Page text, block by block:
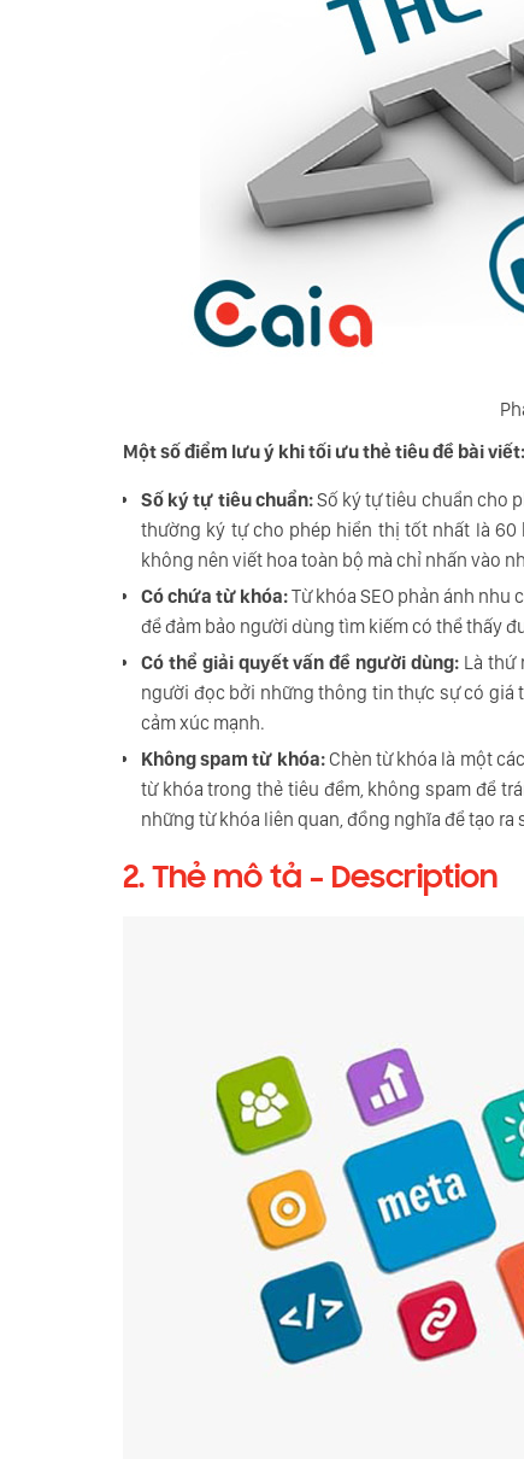
Một số điểm lưu ý khi tối ưu thẻ tiêu đề bài viết:
Số ký tự tiêu chuẩn:Số ký tự tiêu chuẩn cho
thường ký tự cho phép hiển thị tốt nhất là
không nên viết hoa toàn bộ mà chỉ nhấn vào
Có chứa từ khóa:Từ khóa SEO phản ánh
để đảm bảo người dùng tìm kiếm có thể thấy
Có thể giải quyết vấn đề người dùng: Là thứ
người đọc bởi những thông tin thực sự có giá
cảm xúc mạnh.
Không spam từ khóa:Chèn từ khóa là một
từ khóa trong thẻ tiêu đềm, không spam để
những từ khóa liên quan, đồng nghĩa để tạo
2. Thẻ mô tả – Description